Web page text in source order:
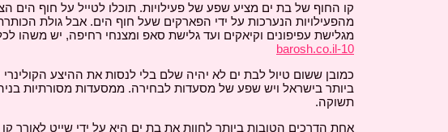
קו החוף של בת ים מציע שפע של פעילויות. תוכלו לטייל על חוף
מהפעילויות הנערכות על ידי הפארקים שעל חוף הים. אבל גולת
מגלישת עפיפונים וקיאקים ועד גלישת סאפ ומצנחי רחיפה, יש משהו
10-barosh.co.il
כמובן ששום טיול לבת ים לא יהיה שלם בלי לנסות את ההיצע
ביותר בישראל ויש שפע של מסעדות לבחירה. ממסעדות מסורתיות
תשוקה.
אחת הדרכים הטובות ביותר לחוות את בת ים היא על ידי שייט לאורך